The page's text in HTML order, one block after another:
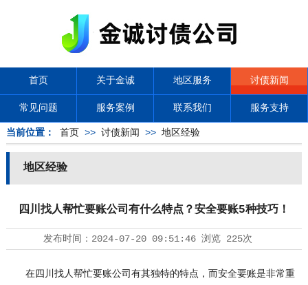
首页 关于金诚 地区服务 讨债新闻
常见问题 服务案例 联系我们 服务支持
当前位置： 首页 >> 讨债新闻 >> 地区经验
地区经验
四川找人帮忙要账公司有什么特点？安全要账5种技巧！
发布时间： 2024-07-20 09:51:46浏览 225次
在四川找人帮忙要账公司有其独特的特点，而安全要账是非常重